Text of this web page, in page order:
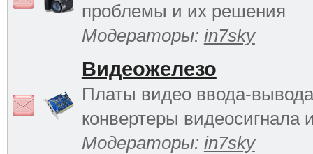
проблемы и их решения
Модераторы: in7sky
Видеожелезо
Платы видео ввода-
конвертеры видеосигнала
Модераторы: in7sky